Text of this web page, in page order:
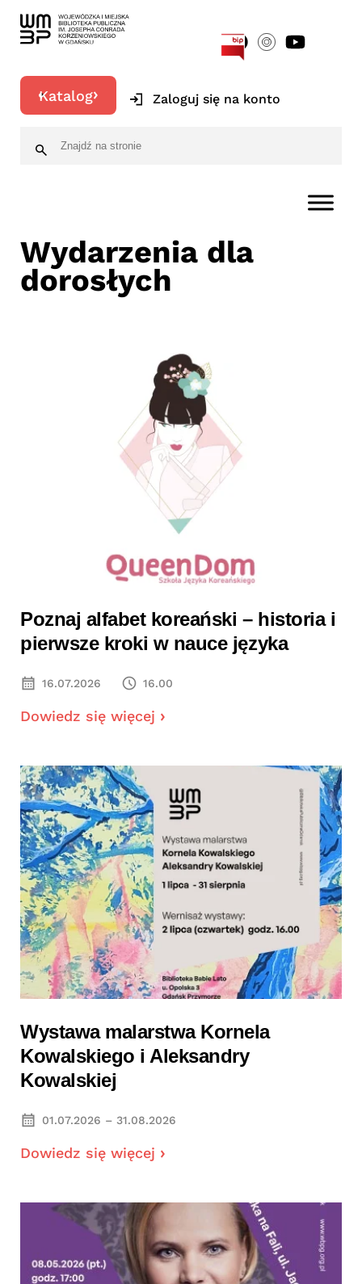
Katalog Zaloguj się na konto
Wydarzenia dla
dorosłych
Poznaj alfabet koreański – historia i
pierwsze kroki w nauce języka
16.07.2026 16.00
Dowiedz się więcej
Wystawa malarstwa Kornela
Kowalskiego i Aleksandry
Kowalskiej
01.07.2026 – 31.08.2026
Dowiedz się więcej